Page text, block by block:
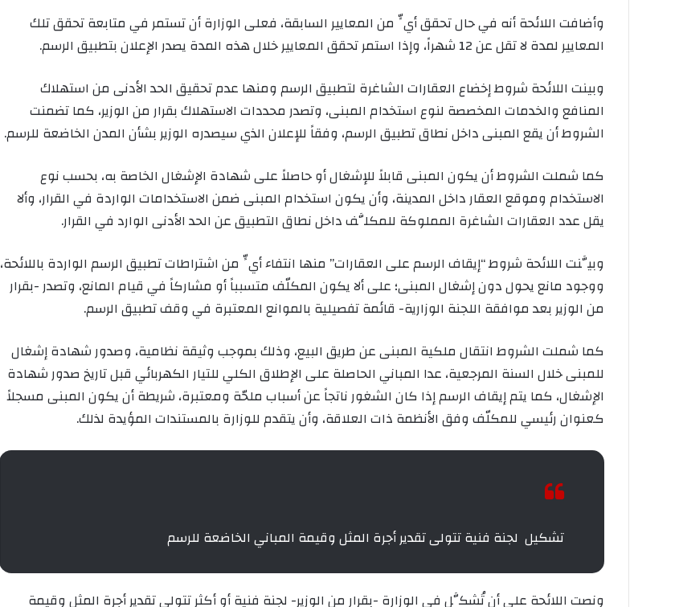
وأضافت اللائحة أنه في حال تحقق أيٍّ من المعايير السابقة، فعلى الوزارة أن تستمر في متابعة تحقق تلك
المعايير لمدة لا تقل عن 12 شهراً، وإذا استمر تحقق المعايير خلال هذه المدة يصدر الإعلان بتطبيق الرسم.
وبينت اللائحة شروط إخضاع العقارات الشاغرة لتطبيق الرسم ومنها عدم تحقيق الحد الأدنى من استهلاك
المنافع والخدمات المخصصة لنوع استخدام المبنى، وتصدر محددات الاستهلاك بقرار من الوزير، كما تضمنت
الشروط أن يقع المبنى داخل نطاق تطبيق الرسم، وفقاً للإعلان الذي سيصدره الوزير بشأن المدن الخاضعة للرسم.
كما شملت الشروط أن يكون المبنى قابلاً للإشغال أو حاصلاً على شهادة الإشغال الخاصة به، بحسب نوع
الاستخدام وموقع العقار داخل المدينة، وأن يكون استخدام المبنى ضمن الاستخدامات الواردة في القرار، وألا
يقل عدد العقارات الشاغرة المملوكة للمكلَّف داخل نطاق التطبيق عن الحد الأدنى الوارد في القرار.
وبيَّنت اللائحة شروط “إيقاف الرسم على العقارات” منها انتفاء أيٍّ من اشتراطات تطبيق الرسم الواردة باللائحة،
ووجود مانع يحول دون إشغال المبنى؛ على ألا يكون المكلّف متسبباً أو مشاركاً في قيام المانع، وتصدر -بقرار
من الوزير بعد موافقة اللجنة الوزارية- قائمة تفصيلية بالموانع المعتبرة في وقف تطبيق الرسم.
كما شملت الشروط انتقال ملكية المبنى عن طريق البيع، وذلك بموجب وثيقة نظامية، وصدور شهادة إشغال
للمبنى خلال السنة المرجعية، عدا المباني الحاصلة على الإطلاق الكلي للتيار الكهربائي قبل تاريخ صدور شهادة
الإشغال، كما يتم إيقاف الرسم إذا كان الشغور ناتجاً عن أسباب ملحّة ومعتبرة، شريطة أن يكون المبنى مسجلاً
كعنوان رئيسي للمكلّف وفق الأنظمة ذات العلاقة، وأن يتقدم للوزارة بالمستندات المؤيدة لذلك.
تشكيل لجنة فنية تتولى تقدير أجرة المثل وقيمة المباني الخاضعة للرسم
ونصت اللائحة على أن تُشكَّل في الوزارة -بقرار من الوزير- لجنة فنية أو أكثر تتولى تقدير أجرة المثل وقيمة